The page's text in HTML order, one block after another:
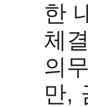
한
체
의
만,